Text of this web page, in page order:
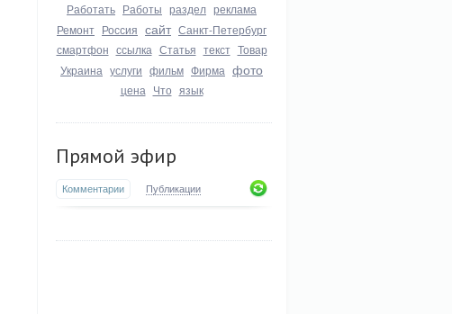
Работать Работы раздел реклама
Ремонт Россия сайт Санкт-Петербург
смартфон ссылка Статья текст Товар
Украина услуги фильм Фирма фото
цена Что язык
Прямой эфир
Комментарии Публикации